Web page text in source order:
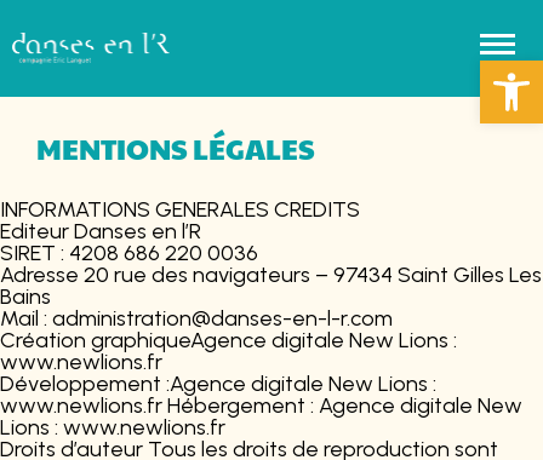
Ouvrir
MENTIONS LÉGALES
INFORMATIONS GENERALES CREDITS
Editeur Danses en l’R
SIRET : 4208 686 220 0036
Adresse 20 rue des navigateurs – 97434 Saint Gilles Les
Bains
Mail : administration@danses-en-l-r.com
Création graphiqueAgence digitale New Lions :
www.newlions.fr
Développement :Agence digitale New Lions :
www.newlions.fr Hébergement : Agence digitale New
Lions : www.newlions.fr
Droits d’auteur Tous les droits de reproduction sont